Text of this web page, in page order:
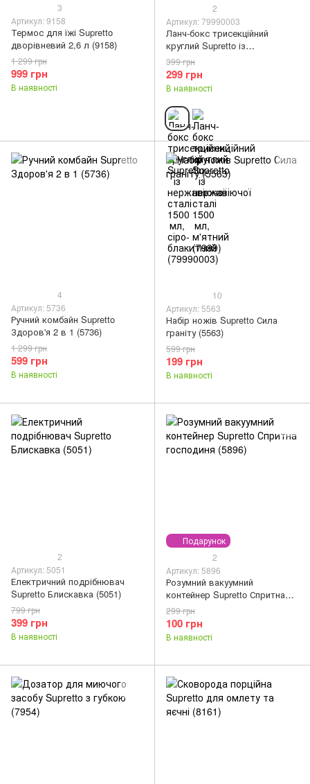
3
Артикул: 9158
Термос для їжі Supretto
дворівневий 2,6 л (9158)
999 грн
1 299 грн
В наявності
2
Артикул: 79990003
Ланч-бокс трисекційний
круглий Supretto із
нержавіючої сталі 1500 мл,
сіро-блакитний (79990003)
299 грн
399 грн
В наявності
4
Артикул: 5736
Ручний комбайн Supretto
Здоров'я 2 в 1 (5736)
599 грн
1 299 грн
В наявності
10
Артикул: 5563
Набір ножів Supretto Сила
граніту (5563)
199 грн
599 грн
В наявності
2
Артикул: 5051
Електричний подрібнювач
Supretto Блискавка (5051)
399 грн
799 грн
В наявності
Подарунок
2
Артикул: 5896
Розумний вакуумний
контейнер Supretto Спритна
господиня (5896)
100 грн
299 грн
В наявності